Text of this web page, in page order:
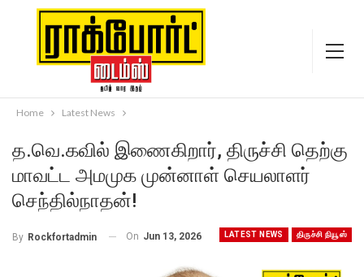
Home Latest News
த.வெ.கவில் இணைகிறார், திருச்சி தெற்கு
மாவட்ட அமமுக முன்னாள் செயலாளர்
செந்தில்நாதன்!
LATEST NEWS திருச்சி நியூஸ்
By Rockfortadmin On Jun 13, 2026